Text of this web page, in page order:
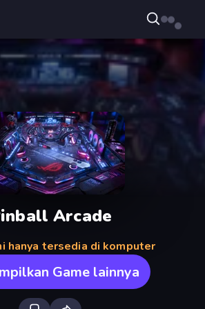
Arcade
hanya tersedia di komputer
Game lainnya